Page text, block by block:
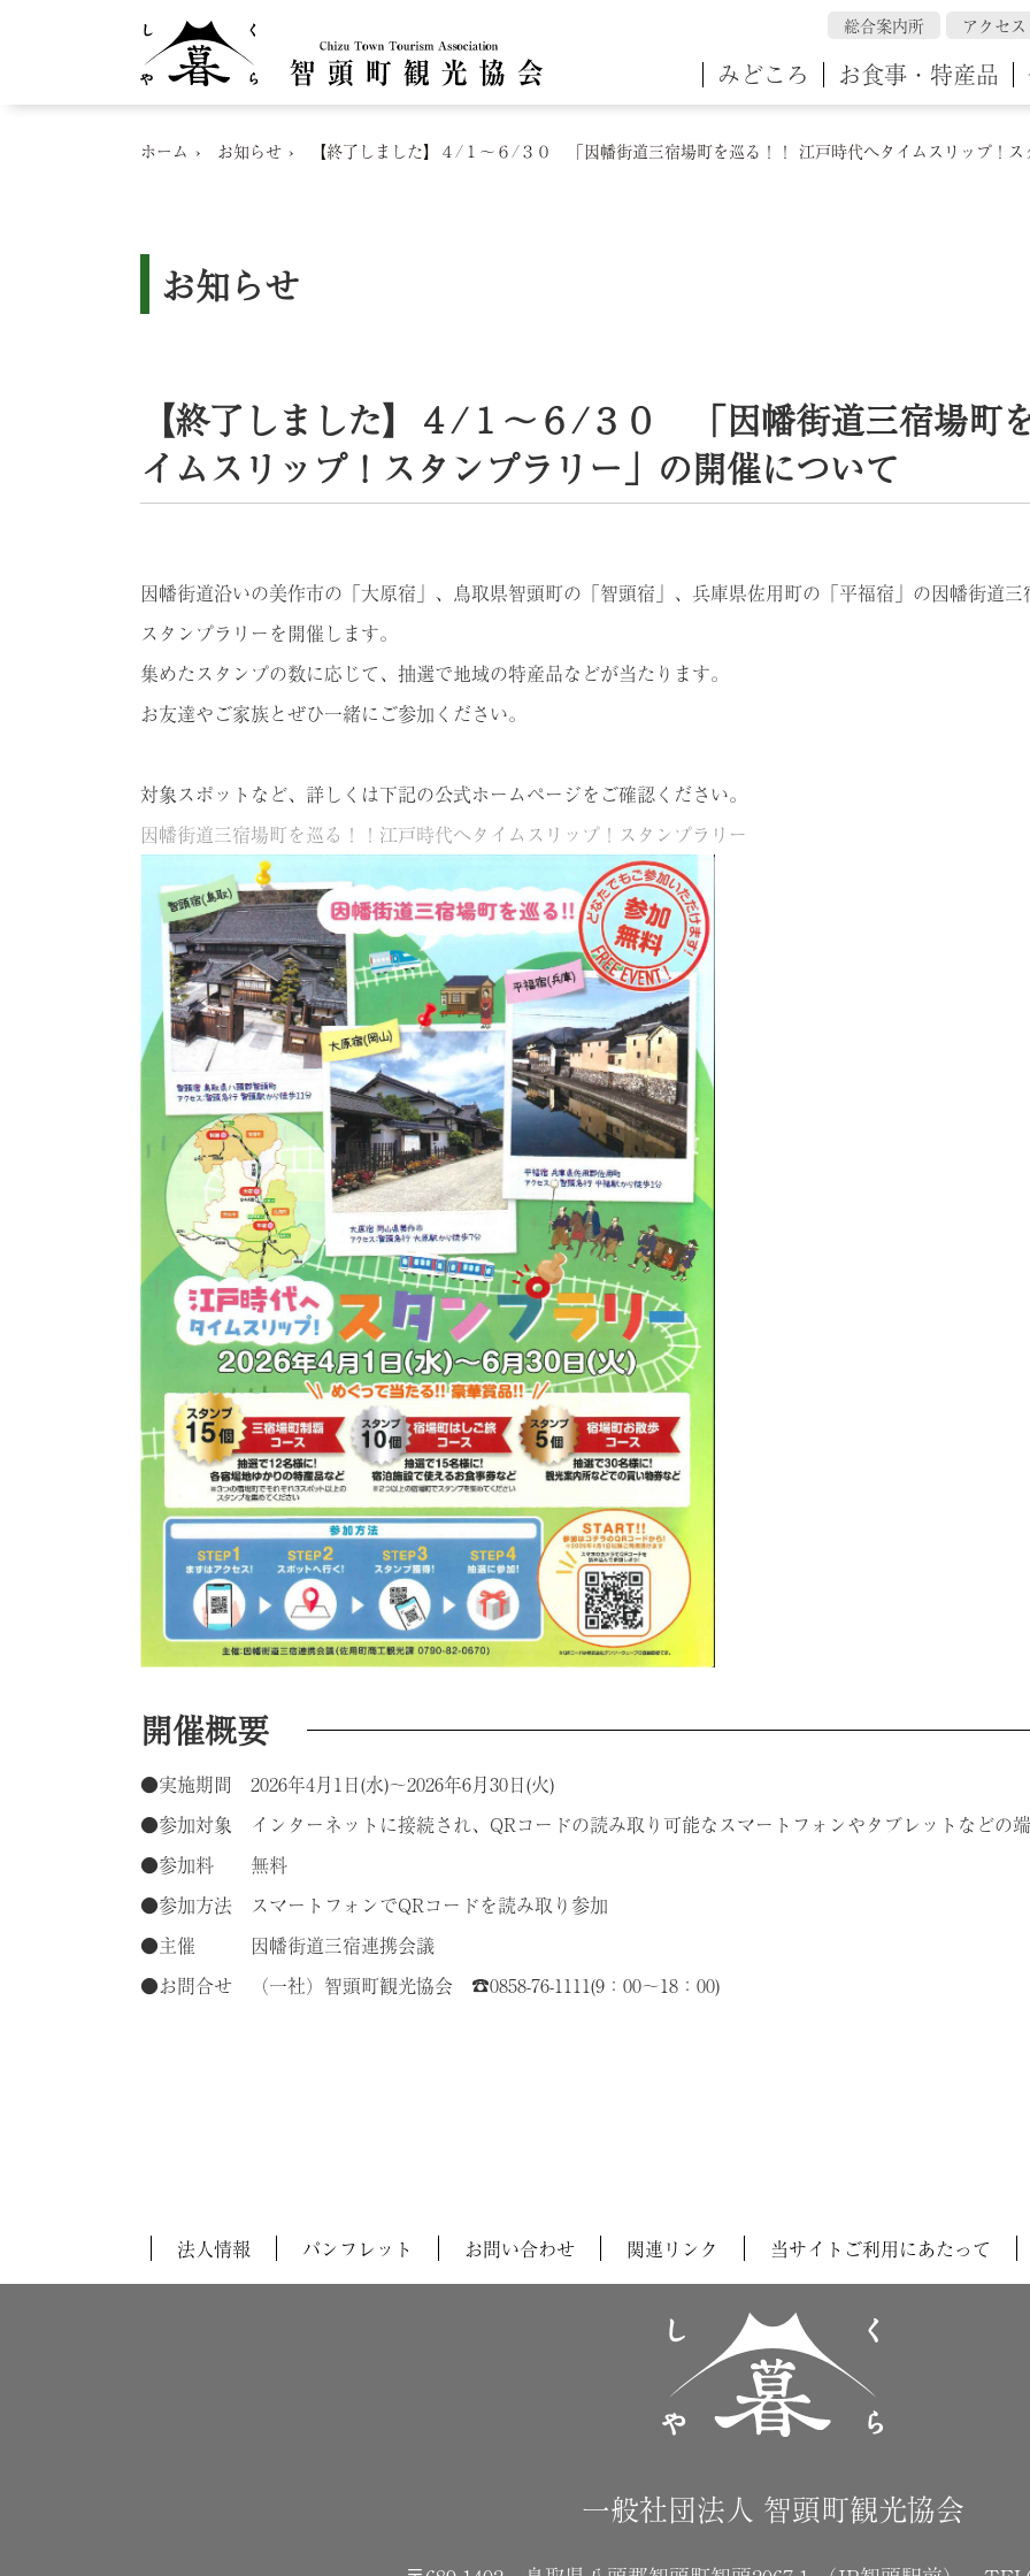
総合案内所 アクセス
みどころ お食事・特産品
ホーム お知らせ 【終了しました】４/１～６/３０ 「因幡街道三宿場町を巡る！！ 江戸時代へタイムスリップ！
お知らせ
【終了しました】４/１～６/３０ 「因幡街道三宿場町
イムスリップ！スタンプラリー」の開催について
因幡街道沿いの美作市の「大原宿」、鳥取県智頭町の「智頭宿」、兵庫県佐用町の「平福宿」の因幡街道
スタンプラリーを開催します。
集めたスタンプの数に応じて、抽選で地域の特産品などが当たります。
お友達やご家族とぜひ一緒にご参加ください。
対象スポットなど、詳しくは下記の公式ホームページをご確認ください。
因幡街道三宿場町を巡る！！江戸時代へタイムスリップ！スタンプラリー
開催概要
●実施期間 2026年4月1日(水)～2026年6月30日(火)
●参加対象 インターネットに接続され、QRコードの読み取り可能なスマートフォンやタブレットなどの
●参加料 無料
●参加方法 スマートフォンでQRコードを読み取り参加
●主催 因幡街道三宿連携会議
●お問合せ （一社）智頭町観光協会 ☎0858-76-1111(9：00～18：00)
法人情報 パンフレット お問い合わせ 関連リンク 当サイトご利用にあたって
一般社団法人 智頭町観光協会